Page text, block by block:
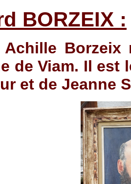
BORZEIX :
Achille
de Viam. Il est
et de Jeanne